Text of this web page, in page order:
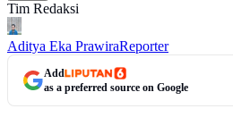
Tim Redaksi
Aditya Eka PrawiraReporter
Add
as a preferred source on Google